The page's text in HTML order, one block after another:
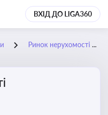
ВХІД ДО LIGA360
Ринок нерухомості